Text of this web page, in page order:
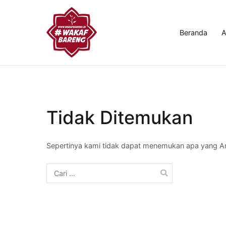
Pusat Pendidikan Adab Nasional
Beranda
Tidak Ditemukan
Sepertinya kami tidak dapat menemukan apa yang
Cari
untuk: